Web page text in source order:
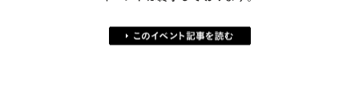
GOOD DESIGN STORE & LONG LIFE DESIGN